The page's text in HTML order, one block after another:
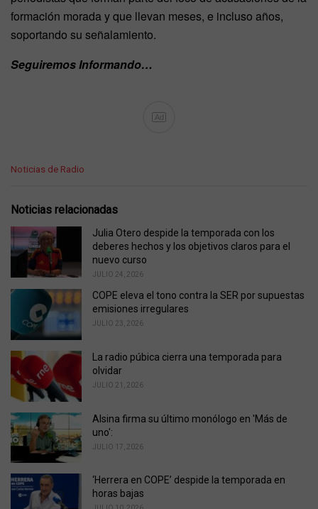
formación morada y que llevan meses, e incluso años,
soportando su señalamiento.
Seguiremos Informando…
Ad
C
e
o
r
i
:
Noticias de Radio
Noticias relacionadas
Julia Otero despide la temporada con los
deberes hechos y los objetivos claros para el
nuevo curso
JULIO 24, 2026
COPE eleva el tono contra la SER por supuestas
emisiones irregulares
JULIO 23, 2026
La radio púbica cierra una temporada para
olvidar
JULIO 21, 2026
Alsina firma su último monólogo en 'Más de
uno':
JULIO 17, 2026
‘Herrera en COPE’ despide la temporada en
horas bajas